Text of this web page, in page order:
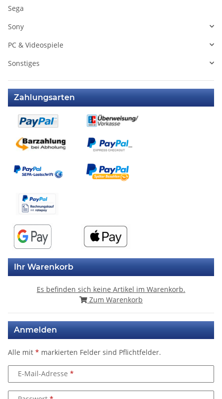
Sega
Sony
PC & Videospiele
Sonstiges
Zahlungsarten
Ihr Warenkorb
Es befinden sich keine Artikel im Warenkorb.
Zum Warenkorb
Anmelden
Alle mit * markierten Felder sind Pflichtfelder.
E-Mail-Adresse